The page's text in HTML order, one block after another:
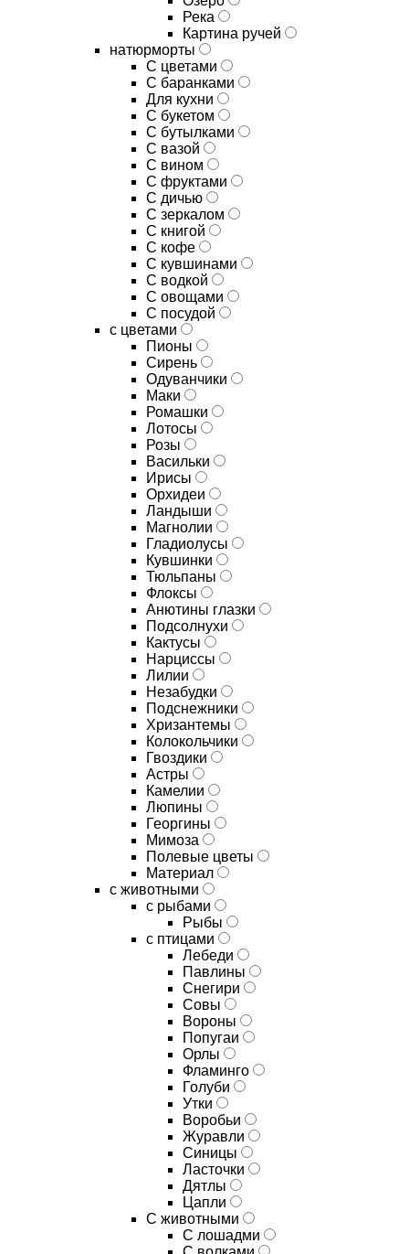
Река
Картина ручей
натюрморты
С цветами
С баранками
Для кухни
C букетом
C бутылками
C вазой
C вином
C фруктами
C дичью
C зеркалом
C книгой
C кофе
C кувшинами
C водкой
C овощами
C посудой
с цветами
Пионы
Сирень
Одуванчики
Маки
Ромашки
Лотосы
Розы
Васильки
Ирисы
Орхидеи
Ландыши
Магнолии
Гладиолусы
Кувшинки
Тюльпаны
Флоксы
Анютины глазки
Подсолнухи
Кактусы
Нарциссы
Лилии
Незабудки
Подснежники
Хризантемы
Колокольчики
Гвоздики
Астры
Камелии
Люпины
Георгины
Мимоза
Полевые цветы
Материал
с животными
с рыбами
Рыбы
с птицами
Лебеди
Павлины
Снегири
Совы
Вороны
Попугаи
Орлы
Фламинго
Голуби
Утки
Воробьи
Журавли
Синицы
Ласточки
Дятлы
Цапли
С животными
С лошадми